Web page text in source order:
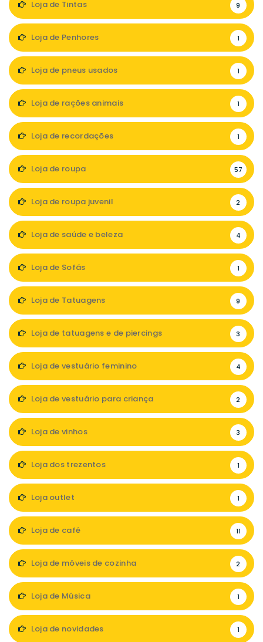
Loja de Tintas 9
Loja de Penhores 1
Loja de pneus usados 1
Loja de rações animais 1
Loja de recordações 1
Loja de roupa 57
Loja de roupa juvenil 2
Loja de saúde e beleza 4
Loja de Sofás 1
Loja de Tatuagens 9
Loja de tatuagens e de piercings 3
Loja de vestuário feminino 4
Loja de vestuário para criança 2
Loja de vinhos 3
Loja dos trezentos 1
Loja outlet 1
Loja de café 11
Loja de móveis de cozinha 2
Loja de Música 1
Loja de novidades 1